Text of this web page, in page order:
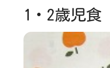
1・2歳児食